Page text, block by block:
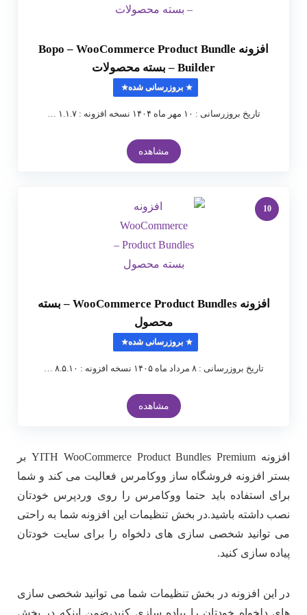
افزونه Bopo – WooCommerce Product Bundle
Builder – بسته محصولات
بروزرسانی شده
تاریخ بروزرسانی : ۱۰ مهر ماه ۱۴۰۴ نسخه افزونه : ۱.۱.۷ …
مشاهده
10
افزونه WooCommerce Product Bundles – بسته
محصول
بروزرسانی شده
تاریخ بروزرسانی : ۸ مرداد ماه ۱۴۰۵ نسخه افزونه : ۸.۵.۱۰ …
مشاهده
افزونه YITH WooCommerce Product Bundles Premium بر
بستر افزونه فروشگاه ساز ووکامرس فعالیت می کند و شما
برای استفاده باید حتما ووکامرس را روی وردپرس خودتان
نصب داشته باشید.در بخش تنظیمات این افزونه شما به راحتی
می توانید شخصی سازی های دلخواه را برای سایت خودتان
پیاده سازی کنید.
در این افزونه در بخش تنظیمات شما می توانید شخصی سازی
های دلخواه خودتان را پیاده سازی کنید،ضمن اینکه در بخش